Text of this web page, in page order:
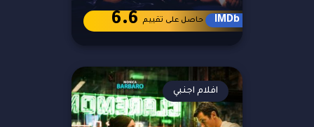
IMDb حاصل على تقييم 6.6
افلام اجنبي